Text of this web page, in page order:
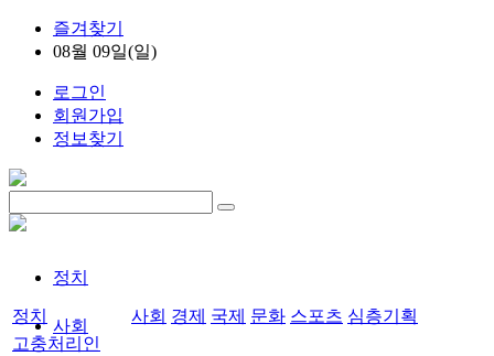
즐겨찾기
08월 09일(일)
로그인
회원가입
정보찾기
정치
사회
정치 사회 경제 국제 문화 스포츠 심층기획
고충처리인